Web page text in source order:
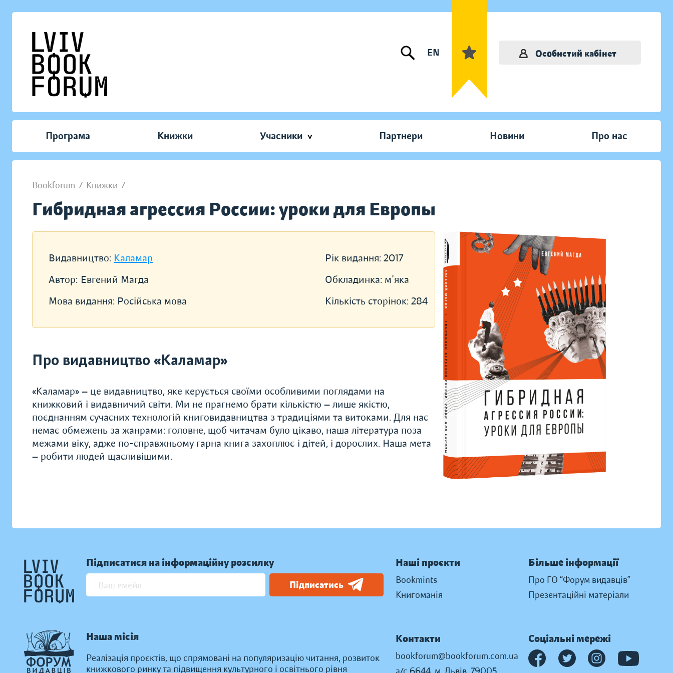
EN Особистий кабінет
Програма Книжки Учасники Партнери Новини Про нас
Bookforum / Книжки /
Гибридная агрессия России: уроки для Европы
Видавництво: Каламар
Автор: Евгений Магда
Мова видання: Російська мова
Рік видання: 2017
Обкладинка: м'яка
Кількість сторінок: 284
Про видавництво «Каламар»
«Каламар» — це видавництво, яке керується своїми особливими поглядами на
книжковий і видавничий світи. Ми не прагнемо брати кількістю — лише якістю,
поєднанням сучасних технологій книговидавництва з традиціями та витоками. Для нас
немає обмежень за жанрами: головне, щоб читачам було цікаво, наша література поза
межами віку, адже по-справжньому гарна книга захоплює і дітей, і дорослих. Наша мета
— робити людей щасливішими.
Підписатися на інформаційну розсилку
Підписатись
Наша місія
Реалізація проєктів, що спрямовані на популяризацію читання, розвиток
книжкового ринку та підвищення культурного і освітнього рівня
Наші проєкти
Bookmints
Книгоманія
Більше інформації
Про ГО “Форум видавців”
Презентаційні матеріали
Контакти
bookforum@bookforum.com.ua
Соціальні мережі